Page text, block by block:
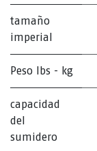
tamaño
imperial
Peso lbs - kg
capacidad
del
sumidero